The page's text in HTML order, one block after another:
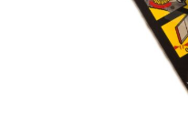
Productdetails